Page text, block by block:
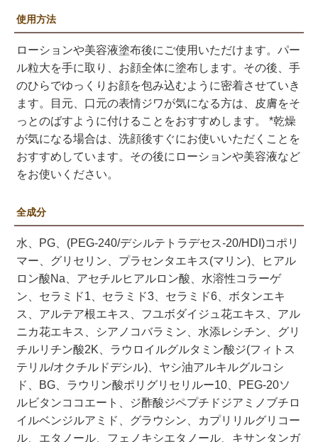
使用方法
ローションや美容液塗布後にご使用いただけます。パー
ル粒大を手に取り、お顔全体に塗布します。その後、手
のひらでゆっくりお顔を包み込むように密着させていき
ます。目元、口元の表情ジワが気になる方は、皮膚をそ
っとのばすように付けることをおすすめします。 *乾燥
が気になる場合は、洗顔後すぐにお使いいただくことを
おすすめしています。その後にローションや美容液など
をお使いください。
全成分
水、PG、(PEG-240/デシルテトラデセス-20/HDI)コポリ
マー、グリセリン、プラセンタエキス(マリン)、ヒアル
ロン酸Na、アセチルヒアルロン酸、水溶性コラーゲ
ン、セラミド1、セラミド3、セラミド6、ボタンエキ
ス、アルテア根エキス、フユボダイジュ花エキス、アル
ニカ花エキス、シアノコバラミン、水添レシチン、グリ
チルリチン酸2K、ラウロイルグルタミン酸ジ(フィトス
テリル/オクチルドデシル)、ヤシ油アルキルグルコシ
ド、BG、ラウリン酸ポリグリセリルー10、PEG-20ソ
ルビタンココエート、ジ酢酸ジペプチドジアミノブチロ
イルベンジルアミド、グラウシン、カプリリルグリコー
ル、エタノール、フェノキシエタノール、キサンタンガ